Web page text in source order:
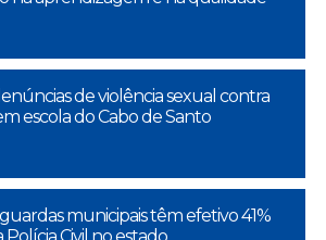
de violência sexual contra
escola do Cabo de Santo
municipais têm efetivo 41%